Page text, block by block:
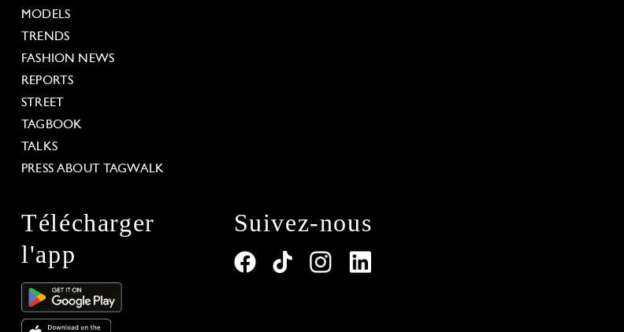
MODELS
TRENDS
FASHION NEWS
REPORTS
STREET
TAGBOOK
TALKS
PRESS ABOUT TAGWALK
Télécharger
l'app
Suivez-nous